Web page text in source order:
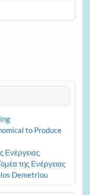
to Produce
Ενέργειας
της Ενέργειας
Demetriou